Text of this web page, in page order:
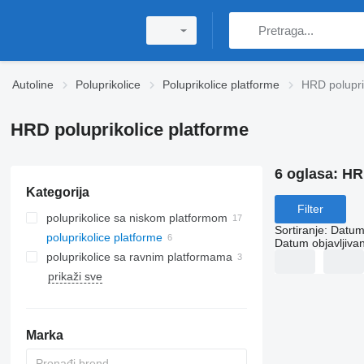
Autoline Poluprikolice Poluprikolice platforme HRD
HRD poluprikolice platforme
Kategorija
poluprikolice sa niskom platformom
poluprikolice platforme
poluprikolice sa ravnim platformama
prikaži sve
Marka
6 oglasa:
Filter
Sortiranje:
Datum